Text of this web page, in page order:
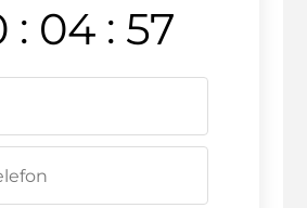
: 04 : 57